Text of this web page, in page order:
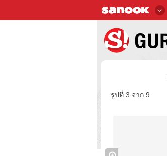
รูปที่ 3 จาก 9